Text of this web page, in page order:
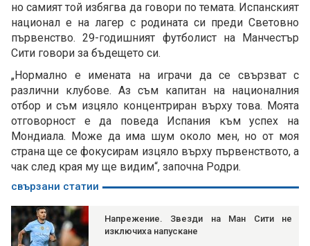
но самият той избягва да говори по темата. Испанският
национал е на лагер с родината си преди Световно
първенство. 29-годишният футболист на Манчестър
Сити говори за бъдещето си.
„Нормално е имената на играчи да се свързват с
различни клубове. Аз съм капитан на националния
отбор и съм изцяло концентриран върху това. Моята
отговорност е да поведа Испания към успех на
Мондиала. Може да има шум около мен, но от моя
страна ще се фокусирам изцяло върху първенството, а
чак след края му ще видим“, започна Родри.
свързани статии
Напрежение. Звезди на Ман Сити не
изключиха напускане